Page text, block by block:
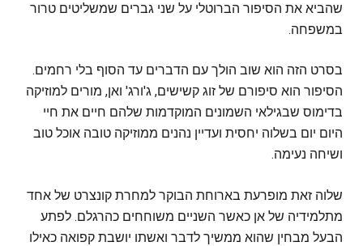
שהביא את הסיפור הברוטלי על שני גברים שמשליטים טרור
במשפחה.
בסרט הזה הוא שוב הולך עם הדברים עד הסוף בלי רחמים.
הסיפור הוא סיפורם של זוג קשישים, ג'ורג' ואן, מורים למוזיקה
בדימוס שבגילאי השמונים המוקדמות שלהם חיים את חיי
היום יום בשלוה יחסית ועדיין נהנים ממוזיקה טובה אוכל טוב
ושיחה נעימה.
שלוה זאת מופרעת בארוחת הבוקר למחרת קונצרט של אחד
מתלמידיה של אן כאשר השניים משוחחים כהרגלם. לפתע
הבעל מבחין שהוא ממשיך לדבר ואשתו יושבת קפואה כאילו